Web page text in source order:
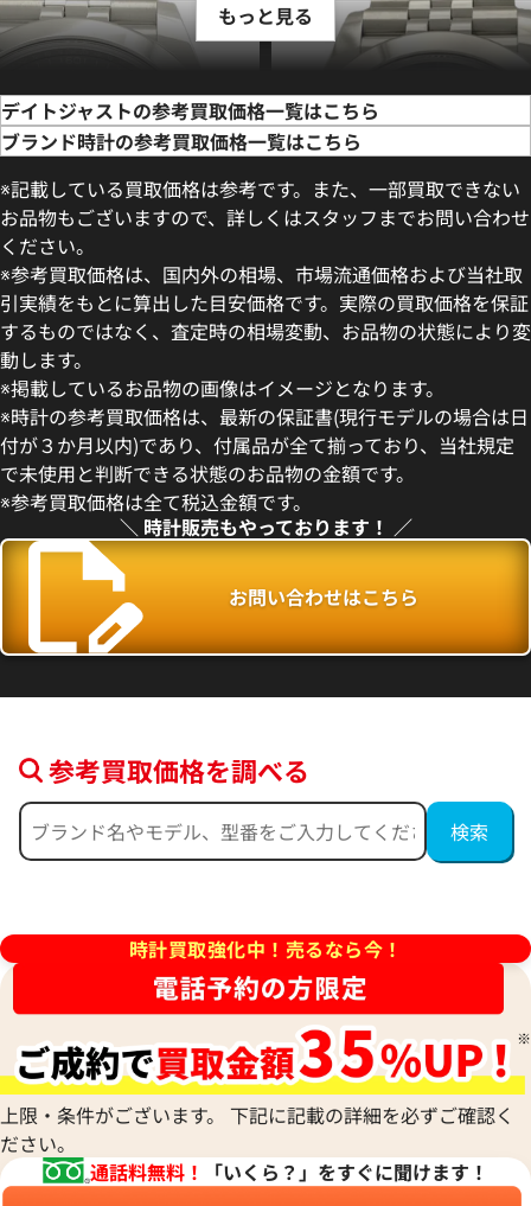
イトジャスト 41 126300 ス
格
点の参考買取価格です
ー
参考買取価格
1,727,000円
※2026年5月27日時点の参考
点の参考買取価格です
参考買取価格
2,554,000円
※2026年5月27日時点の参考
もっと見る
デイトジャストの参考買取価格一覧はこちら
ブランド時計の参考買取価格一覧はこちら
※記載している買取価格は参考です。また、一部買取できない
お品物もございますので、詳しくはスタッフまでお問い合わせ
ください。
※参考買取価格は、国内外の相場、市場流通価格および当社取
引実績をもとに算出した目安価格です。実際の買取価格を保証
するものではなく、査定時の相場変動、お品物の状態により変
動します。
※掲載しているお品物の画像はイメージとなります。
※時計の参考買取価格は、最新の保証書(現行モデルの場合は日
付が３か月以内)であり、付属品が全て揃っており、当社規定
で未使用と判断できる状態のお品物の金額です。
※参考買取価格は全て税込金額です。
＼ 時計販売もやっております！ ／
お問い合わせはこちら
参考買取価格を調べる
時計買取強化中！売るなら今！
上限・条件がございます。 下記に記載の詳細を必ずご確認く
ださい。
通話料無料！
「いくら？」をすぐに聞けます！